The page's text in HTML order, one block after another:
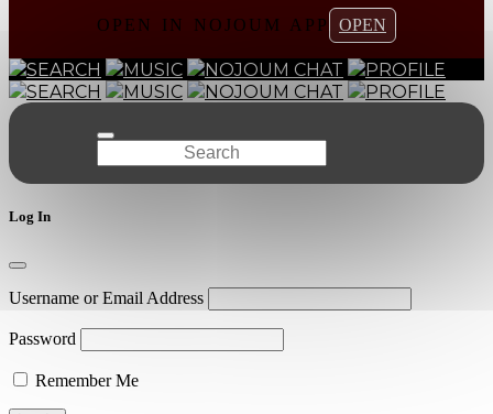
OPEN IN NOJOUM APP OPEN
SEARCH MUSIC NOJOUM CHAT
PROFILE
SEARCH
MUSIC NOJOUM CHAT PROFILE
Log In
Username or Email Address
Password
Remember Me